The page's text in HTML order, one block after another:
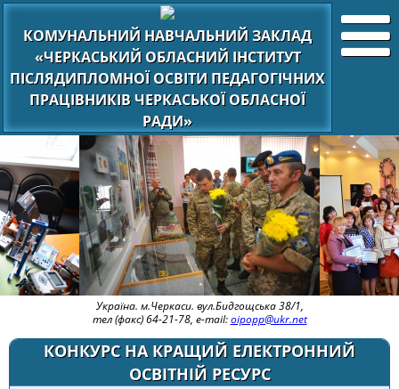
КОМУНАЛЬНИЙ НАВЧАЛЬНИЙ ЗАКЛАД
«ЧЕРКАСЬКИЙ ОБЛАСНИЙ ІНСТИТУТ
ПІСЛЯДИПЛОМНОЇ ОСВІТИ ПЕДАГОГІЧНИХ
ПРАЦІВНИКІВ ЧЕРКАСЬКОЇ ОБЛАСНОЇ
РАДИ»
Україна. м.Черкаси. вул.Бидгощська 38/1,
тел (факс) 64-21-78, e-mail:oipopp@ukr.net
КОНКУРС НА КРАЩИЙ ЕЛЕКТРОННИЙ
ОСВІТНІЙ РЕСУРС